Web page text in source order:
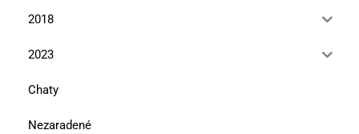
2018
2023
Chaty
Nezaradené